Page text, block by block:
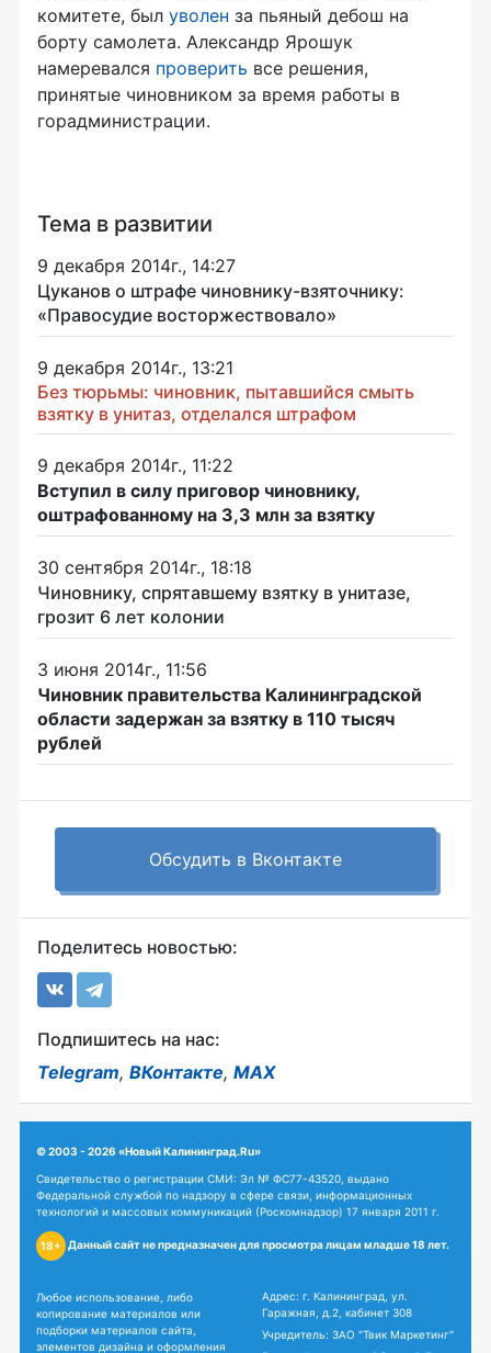
комитете, был уволен за пьяный дебош на
борту самолета. Александр Ярошук
намеревался проверить все решения,
принятые чиновником за время работы в
горадминистрации.
Тема в развитии
9 декабря 2014г., 14:27
Цуканов о штрафе чиновнику-взяточнику:
«Правосудие восторжествовало»
9 декабря 2014г., 13:21
Без тюрьмы: чиновник, пытавшийся смыть
взятку в унитаз, отделался штрафом
9 декабря 2014г., 11:22
Вступил в силу приговор чиновнику,
оштрафованному на 3,3 млн за взятку
30 сентября 2014г., 18:18
Чиновнику, спрятавшему взятку в унитазе,
грозит 6 лет колонии
3 июня 2014г., 11:56
Чиновник правительства Калининградской
области задержан за взятку в 110 тысяч
рублей
Обсудить в Вконтакте
Поделитесь новостью:
Подпишитесь на нас:
Telegram, ВКонтакте, MAX
© 2003 - 2026 «Новый Калининград.Ru»
Свидетельство о регистрации СМИ: Эл № ФС77-43520, выдано
Федеральной службой по надзору в сфере связи, информационных
технологий и массовых коммуникаций (Роскомнадзор) 17 января 2011 г.
18+ Данный сайт не предназначен для просмотра лицам младше 18 лет.
Любое использование, либо
копирование материалов или
подборки материалов сайта,
элементов дизайна и оформления
Адрес: г. Калининград, ул.
Гаражная, д.2, кабинет 308
Учредитель: ЗАО "Твик Маркетинг"